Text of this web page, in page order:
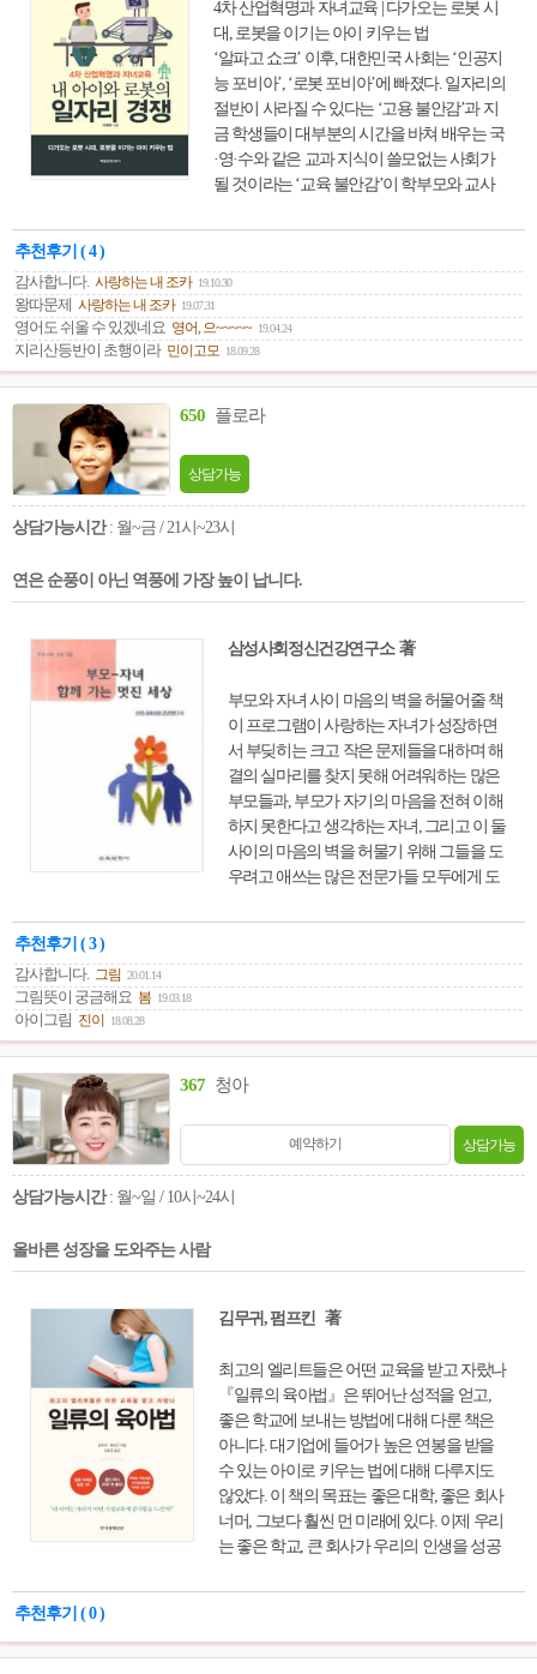
4차 산업혁명과 자녀교육 | 다가오는 로봇 시
대, 로봇을 이기는 아이 키우는 법
‘알파고 쇼크’ 이후, 대한민국 사회는 ‘인공지
능 포비아’, ‘로봇 포비아’에 빠졌다. 일자리의
절반이 사라질 수 있다는 ‘고용 불안감’과 지
금 학생들이 대부분의 시간을 바쳐 배우는 국
·영·수와 같은 교과 지식이 쓸모없는 사회가
될 것이라는 ‘교육 불안감’이 학부모와 교사
국·영·수를 배우는 것은 포크레인이 있는데
무런 도움이 되지 못한다. 지금 당장 내 아이
만 국·영·수를 그만두고 창의교육과 놀이교육
만 시킬 수 있는 환경이 아니기 때문이다.
추천후기 ( 4 )
감사합니다. 사랑하는 내 조카 19.10.30
왕따문제 사랑하는 내 조카 19.07.31
영어도 쉬울 수 있겠네요 영어, 으~~~~~ 19.04.24
지리산등반이 초행이라 민이고모 18.09.28
650 플로라
상담가능
상담가능시간: 월~금 / 21시~23시
연은 순풍이 아닌 역풍에 가장 높이 납니다.
삼성사회정신건강연구소 著
부모와 자녀 사이 마음의 벽을 허물어줄 책
이 프로그램이 사랑하는 자녀가 성장하면
서 부딪히는 크고 작은 문제들을 대하며 해
결의 실마리를 찾지 못해 어려워하는 많은
부모들과, 부모가 자기의 마음을 전혀 이해
하지 못한다고 생각하는 자녀, 그리고 이 둘
사이의 마음의 벽을 허물기 위해 그들을 도
우려고 애쓰는 많은 전문가들 모두에게 도
추천후기 ( 3 )
감사합니다. 그림 20.01.14
그림뜻이 궁금해요 봄 19.03.18
아이그림 진이 18.08.28
367 청아
예약하기 상담가능
상담가능시간: 월~일 / 10시~24시
올바른 성장을 도와주는 사람
김무귀, 펌프킨 著
최고의 엘리트들은 어떤 교육을 받고 자랐나
『일류의 육아법』은 뛰어난 성적을 얻고,
좋은 학교에 보내는 방법에 대해 다룬 책은
아니다. 대기업에 들어가 높은 연봉을 받을
수 있는 아이로 키우는 법에 대해 다루지도
않았다. 이 책의 목표는 좋은 대학, 좋은 회사
너머, 그보다 훨씬 먼 미래에 있다. 이제 우리
는 좋은 학교, 큰 회사가 우리의 인생을 성공
실을 알고 있다. 그렇다면 어떻게 키워야 아
모두 이뤄내며 행복하고 성공적인 삶을 살
추천후기 ( 0 )